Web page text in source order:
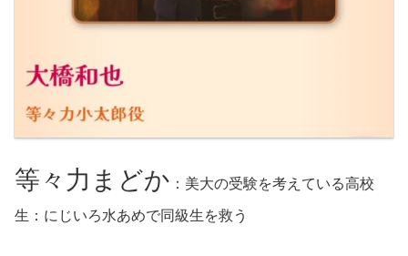
等々力まどか ：美大の受験を考えている高校
生：にじいろ水あめで同級生を救う